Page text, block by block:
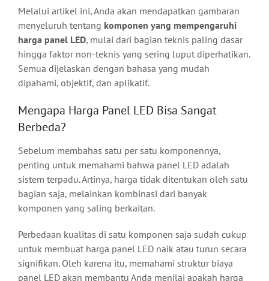
Melalui artikel ini, Anda akan mendapatkan gambaran
menyeluruh tentang komponen yang mempengaruhi
harga panel LED, mulai dari bagian teknis paling dasar
hingga faktor non-teknis yang sering luput diperhatikan.
Semua dijelaskan dengan bahasa yang mudah
dipahami, objektif, dan aplikatif.
Mengapa Harga Panel LED Bisa Sangat
Berbeda?
Sebelum membahas satu per satu komponennya,
penting untuk memahami bahwa panel LED adalah
sistem terpadu. Artinya, harga tidak ditentukan oleh satu
bagian saja, melainkan kombinasi dari banyak
komponen yang saling berkaitan.
Perbedaan kualitas di satu komponen saja sudah cukup
untuk membuat harga panel LED naik atau turun secara
signifikan. Oleh karena itu, memahami struktur biaya
panel LED akan membantu Anda menilai apakah harga